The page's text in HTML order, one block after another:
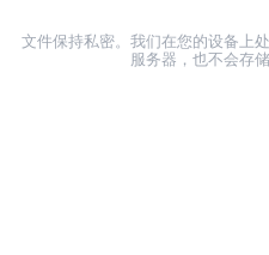
文件保持私密。我们在您的设备上
服务器，也不会存储